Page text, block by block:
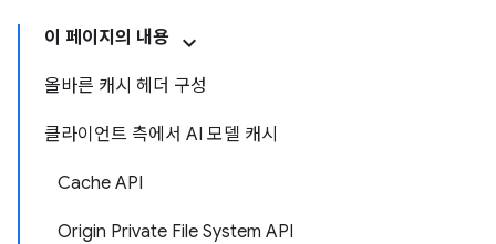
이 페이지의 내용
올바른 캐시 헤더 구성
클라이언트 측에서 AI 모델 캐시
Cache API
Origin Private File System API